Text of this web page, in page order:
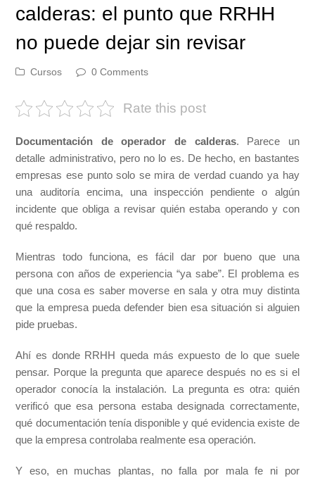
calderas: el punto que RRHH
no puede dejar sin revisar
Cursos 0 Comments
Rate this post
Documentación de operador de calderas. Parece un
detalle administrativo, pero no lo es. De hecho, en bastantes
empresas ese punto solo se mira de verdad cuando ya hay
una auditoría encima, una inspección pendiente o algún
incidente que obliga a revisar quién estaba operando y con
qué respaldo.
Mientras todo funciona, es fácil dar por bueno que una
persona con años de experiencia “ya sabe”. El problema es
que una cosa es saber moverse en sala y otra muy distinta
que la empresa pueda defender bien esa situación si alguien
pide pruebas.
Ahí es donde RRHH queda más expuesto de lo que suele
pensar. Porque la pregunta que aparece después no es si el
operador conocía la instalación. La pregunta es otra: quién
verificó que esa persona estaba designada correctamente,
qué documentación tenía disponible y qué evidencia existe de
que la empresa controlaba realmente esa operación.
Y eso, en muchas plantas, no falla por mala fe ni por